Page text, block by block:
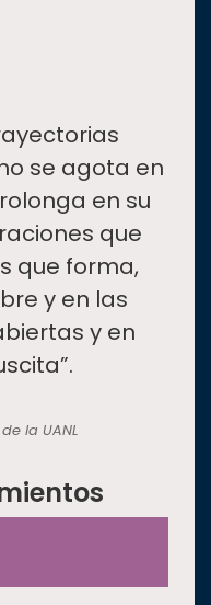
se agota en
en su
que
que forma,
y en las
y en
la UANL